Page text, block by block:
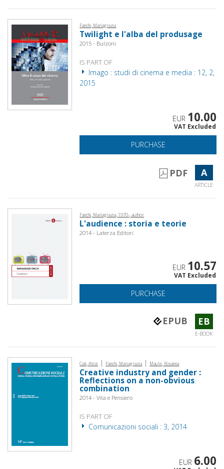
Fanchi, Mariagrazia
Twilight e l'alba del produsage
2015 - Bulzoni
IS PART OF
Imago : studi di cinema e media : 12, 2,
2015
EUR 10.00
VAT Excluded
PURCHASE
PDF A
ARTICLE
Fanchi, Mariagrazia, 1970-, author
L'audience : storia e teorie
2014 - Laterza Editori
EUR 10.57
VAT Excluded
PURCHASE
EPUB EB
E-BOOK
Cati, Alice | Fanchi, Mariagrazia | Maule, Rosanna
Creative industry and gender :
Reflections on a non-obvious
combination
2014 - Vita e Pensiero
IS PART OF
Comunicazioni sociali : 3, 2014
EUR 6.00